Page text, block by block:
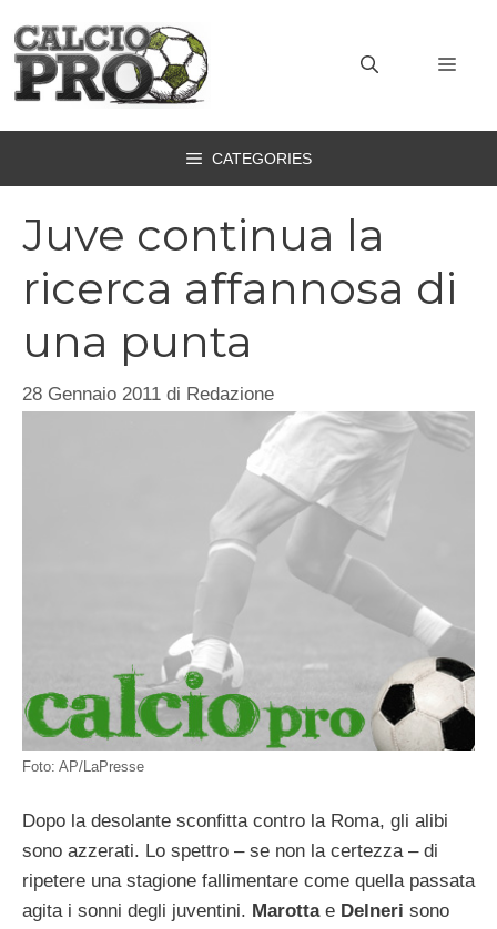
contenuto
CATEGORIES
Juve continua la
ricerca affannosa di
una punta
28 Gennaio 2011 di Redazione
Foto: AP/LaPresse
Dopo la desolante sconfitta contro la Roma, gli alibi
sono azzerati. Lo spettro – se non la certezza – di
ripetere una stagione fallimentare come quella passata
agita i sonni degli juventini. Marottae Delneri sono